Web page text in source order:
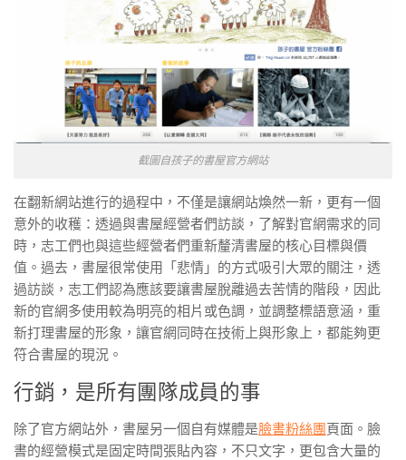
截圖自孩子的書屋官方網站
在翻新網站進行的過程中，不僅是讓網站煥然一新，更有一個
意外的收穫：透過與書屋經營者們訪談，了解對官網需求的同
時，志工們也與這些經營者們重新釐清書屋的核心目標與價
值。過去，書屋很常使用「悲情」的方式吸引大眾的關注，透
過訪談，志工們認為應該要讓書屋脫離過去苦情的階段，因此
新的官網多使用較為明亮的相片或色調，並調整標語意涵，重
新打理書屋的形象，讓官網同時在技術上與形象上，都能夠更
符合書屋的現況。
行銷，是所有團隊成員的事
除了官方網站外，書屋另一個自有媒體是臉書粉絲團 頁面。臉
書的經營模式是固定時間張貼內容，不只文字，更包含大量的